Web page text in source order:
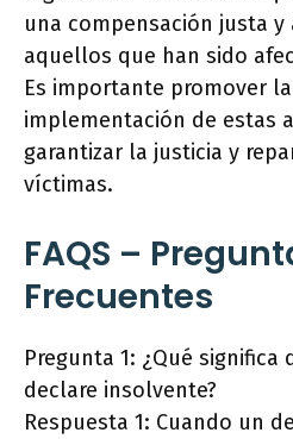
una compensación justa y
aquellos que han sido
Es importante promover
implementación de estas
garantizar la justicia y
víctimas.
FAQS –
Frecuentes
Pregunta 1: ¿Qué
declare insolvente?
Respuesta 1: Cuando un